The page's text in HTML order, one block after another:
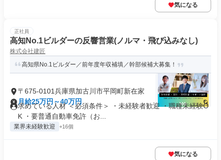
気になる
正社員
高知No.1ビルダーの反響営業(ノルマ・飛び込みなし)
株式会社建匠
高知県No.1ビルダー／前年度年収補填／幹部候補大募集！
〒675-0101兵庫県加古川市平岡町新在家
月給25万円～40万円
求めている人材 ＜必須条件＞ ・未経験者歓迎 ・職種未経験O
K ・要普通自動車免許（お...
業界未経験歓迎 +16個
気になる